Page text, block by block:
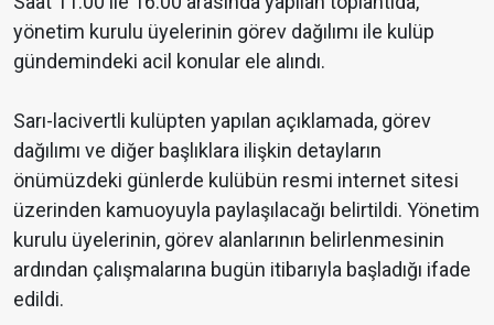
yönetim kurulu üyelerinin görev dağılımı ile kulüp
gündemindeki acil konular ele alındı.
Sarı-lacivertli kulüpten yapılan açıklamada, görev
dağılımı ve diğer başlıklara ilişkin detayların
önümüzdeki günlerde kulübün resmi internet sitesi
üzerinden kamuoyuyla paylaşılacağı belirtildi. Yönetim
kurulu üyelerinin, görev alanlarının belirlenmesinin
ardından çalışmalarına bugün itibarıyla başladığı ifade
edildi.